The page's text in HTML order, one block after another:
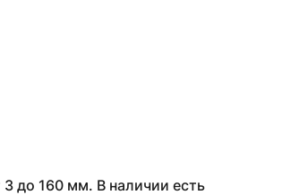
до 160 мм. В наличии есть